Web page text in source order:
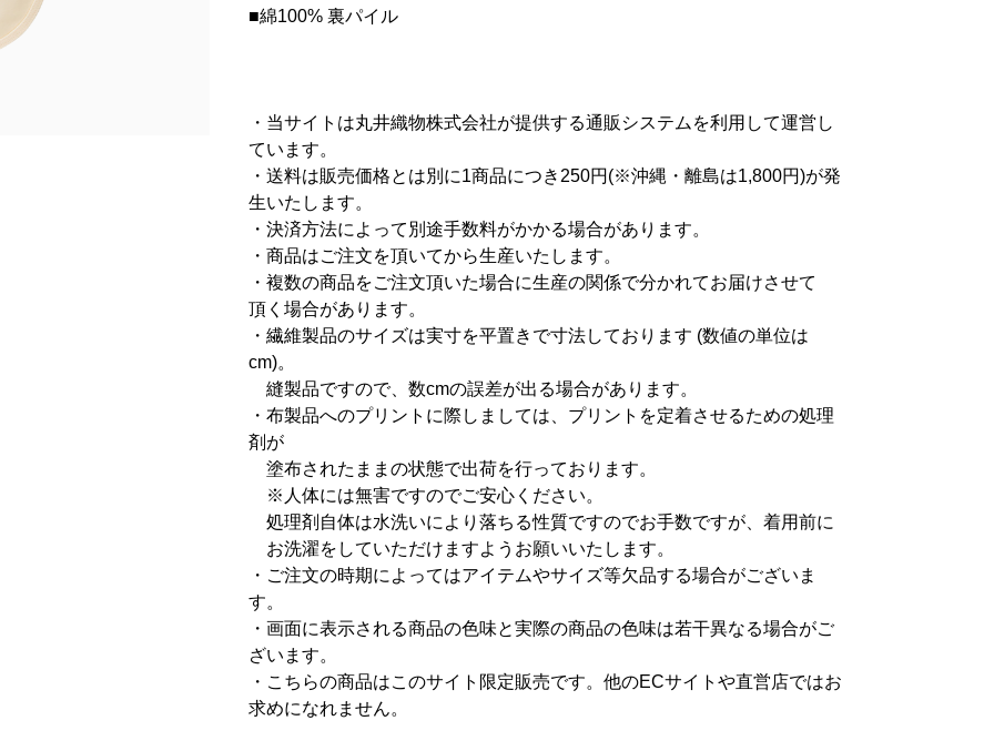
■綿100% 裏パイル
・当サイトは丸井織物株式会社が提供する通販システムを利用して運営し
ています。
・送料は販売価格とは別に1商品につき250円(※沖縄・離島は1,800円)が発
生いたします。
・決済方法によって別途手数料がかかる場合があります。
・商品はご注文を頂いてから生産いたします。
・複数の商品をご注文頂いた場合に生産の関係で分かれてお届けさせて
頂く場合があります。
・繊維製品のサイズは実寸を平置きで寸法しております (数値の単位は
cm)。
縫製品ですので、数cmの誤差が出る場合があります。
・布製品へのプリントに際しましては、プリントを定着させるための処理
剤が
塗布されたままの状態で出荷を行っております。
※人体には無害ですのでご安心ください。
処理剤自体は水洗いにより落ちる性質ですのでお手数ですが、着用前に
お洗濯をしていただけますようお願いいたします。
・ご注文の時期によってはアイテムやサイズ等欠品する場合がございま
す。
・画面に表示される商品の色味と実際の商品の色味は若干異なる場合がご
ざいます。
・こちらの商品はこのサイト限定販売です。他のECサイトや直営店ではお
求めになれません。